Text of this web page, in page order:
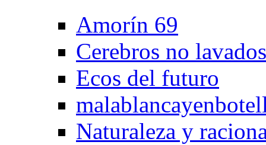
Amorín 69
Cerebros no lavados
Ecos del futuro
Naturaleza y